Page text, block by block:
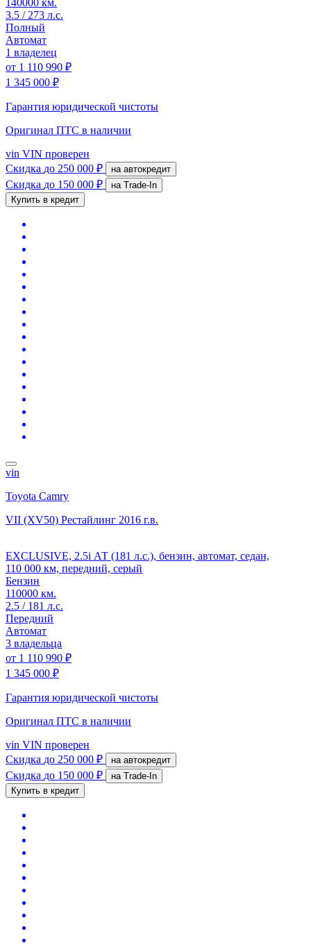
3.5 / 273 л.с.
Полный
Автомат
1 владелец
от 1 110 990 ₽
1 345 000 ₽
Гарантия юридической чистоты
Оригинал ПТС в наличии
vin VIN проверен
Скидка до 250 000 ₽ на автокредит
Скидка до 150 000 ₽
на Trade-In
Купить в кредит
vin
Toyota Camry
VII (XV50) Рестайлинг 2016 г.в.
EXCLUSIVE, 2.5i АТ (181 л.с.), бензин, автомат, седан,
110 000 км, передний, серый
Бензин
110000 км.
2.5 / 181 л.с.
Передний
Автомат
3 владельца
от 1 110 990 ₽
1 345 000 ₽
Гарантия юридической чистоты
Оригинал ПТС в наличии
vin VIN проверен
Скидка до 250 000 ₽ на автокредит
Скидка до 150 000 ₽
на Trade-In
Купить в кредит